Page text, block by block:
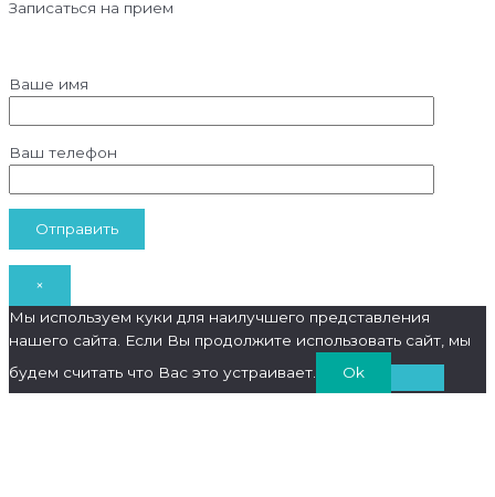
Записаться на прием
Ваше имя
Ваш телефон
×
Мы используем куки для наилучшего представления
нашего сайта. Если Вы продолжите использовать сайт, мы
будем считать что Вас это устраивает.
Ok